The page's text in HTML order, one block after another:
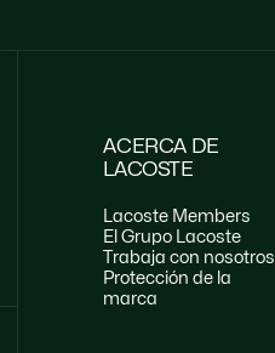
ACERCA DE
LACOSTE
Protección de la
marca
Trabaja con nosotros
El Grupo Lacoste
Lacoste Members